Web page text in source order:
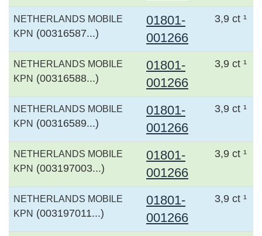
NETHERLANDS MOBILE
KPN (00316587...)
01801-
001266
3,9 ct ¹
NETHERLANDS MOBILE
KPN (00316588...)
01801-
001266
3,9 ct ¹
NETHERLANDS MOBILE
KPN (00316589...)
01801-
001266
3,9 ct ¹
NETHERLANDS MOBILE
KPN (003197003...)
01801-
001266
3,9 ct ¹
NETHERLANDS MOBILE
KPN (003197011...)
01801-
001266
3,9 ct ¹